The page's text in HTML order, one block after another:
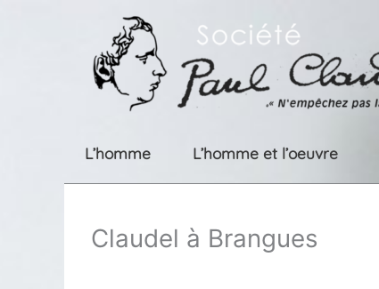
L’homme L’homme et l’oeuvre
Claudel à Brangues